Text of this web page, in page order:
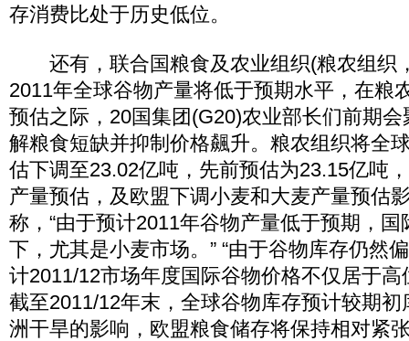
存消费比处于历史低位。
还有，联合国粮食及农业组织(粮农组织
2011年全球谷物产量将低于预期水平，在粮
预估之际，20国集团(G20)农业部长们前期
解粮食短缺并抑制价格飆升。粮农组织将全
估下调至23.02亿吨，先前预估为23.15亿吨
产量预估，及欧盟下调小麦和大麦产量预估
称，“由于预计2011年谷物产量低于预期，
下，尤其是小麦市场。” “由于谷物库存仍然
计2011/12市场年度国际谷物价格不仅居于高
截至2011/12年末，全球谷物库存预计较期
洲干旱的影响，欧盟粮食储存将保持相对紧